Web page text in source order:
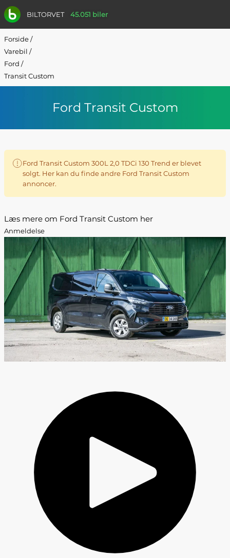
BILTORVET 45.051 biler
Forside/
Varebil /
Ford /
Transit Custom
Ford Transit Custom
Ford Transit Custom 300L 2,0 TDCi 130 Trend er blevet
solgt. Her kan du finde andre Ford Transit Custom
annoncer.
Læs mere om Ford Transit Custom her
Anmeldelse